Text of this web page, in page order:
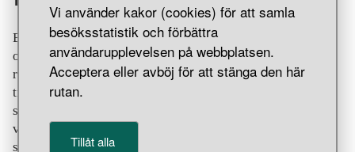
Vi använder kakor (cookies) för att samla
besöksstatistik och förbättra
användarupplevelsen på webbplatsen.
Acceptera eller avböj för att stänga den här
rutan.
Tillåt alla
Brakteat av guld, ornerad med kretsar av inslagna
ornament av trepunkterade trianglar, och enkla punkter
runt det filigranornerade mittpartiet samt inom ett
triangelformat område under bäröglan. Fyndet gjordes i
samma åker som den andra brakteaten (FID 107241), men
vid en annan tidpunkt. Lösfynd från Stora Tollby, Fole
socken, Gotland.